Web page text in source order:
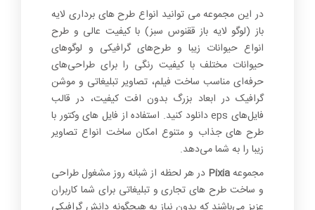
در این مجموعه می توانید انواع طرح های برداری لایه
باز (لوگو لایه باز ققنوس سبز) با کیفیت عالی و طرح
انواع حیوانات زیبا و طرح‌های گرافیکی و لوگوهای
حیوانات مختلف با کیفیت رنگی را برای طراحی‌های
حرفه‌ای مناسب ساخت فیلم، تصاویر تبلیغاتی و موشن
گرافیک در ابعاد بزرگ بدون افت کیفیت، در قالب
فایل‌های eps دانلود کنید. استفاده از فایل های وکتور با
طرح های جذاب و متنوع امکان ساخت انواع تصاویر
زیبا را به شما می‌دهد.
مجموعهPixia در هر لحظه از شبانه روز مشغول طراحی
و ساخت طرح های تجاری و تبلیغاتی برای شما کاربران